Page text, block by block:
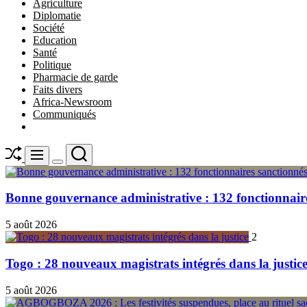
Agriculture
Diplomatie
Société
Education
Santé
Politique
Pharmacie de garde
Faits divers
Africa-Newsroom
Communiqués
ShuffleMenu
Switch
color
Search
Bonne gouvernance administrative : 132
5 août 2026
2
Togo : 28 nouveaux magistrats intégrés dans la justice
5 août 2026